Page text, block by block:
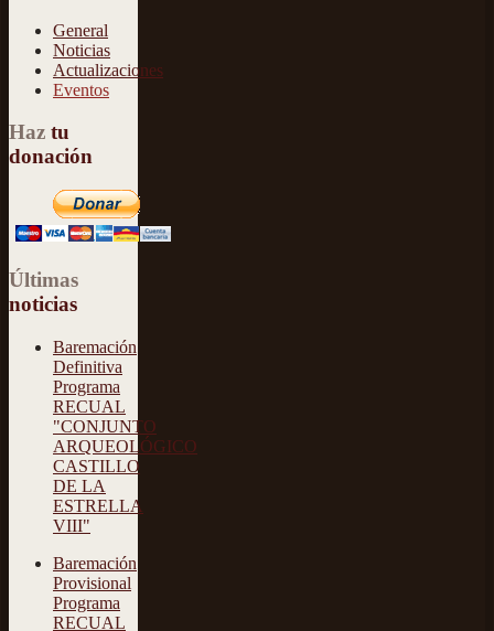
General
Noticias
Actualizaciones
Eventos
Haz tu
donación
Últimas
noticias
Baremación
Definitiva
Programa
RECUAL
"CONJUNTO
ARQUEOLÓGICO
CASTILLO
DE LA
ESTRELLA
VIII"
Baremación
Provisional
Programa
RECUAL